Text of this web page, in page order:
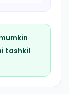
tashkil